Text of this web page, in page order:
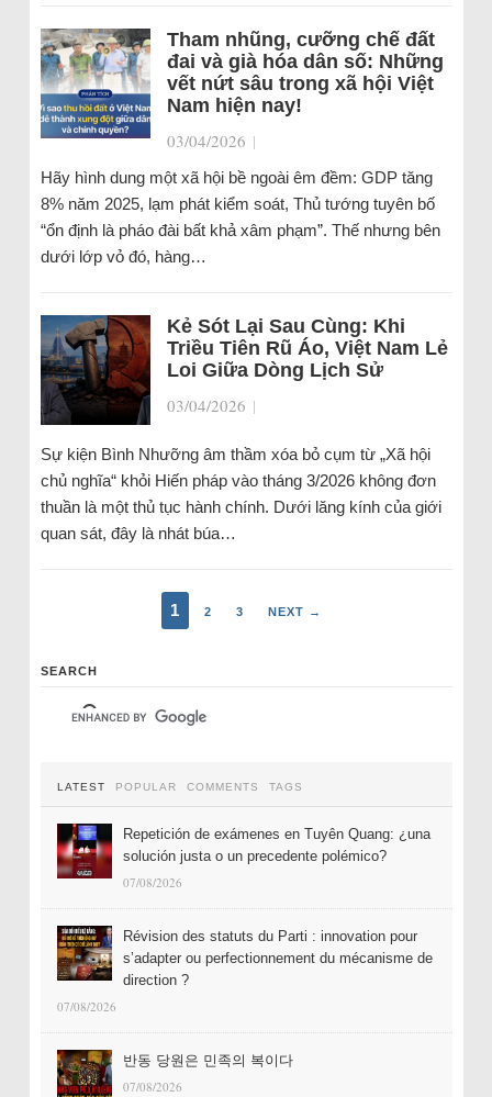
Tham nhũng, cưỡng chế đất
đai và già hóa dân số: Những
vết nứt sâu trong xã hội Việt
Nam hiện nay!
03/04/2026 |
Hãy hình dung một xã hội bề ngoài êm đềm: GDP tăng
8% năm 2025, lạm phát kiểm soát, Thủ tướng tuyên bố
“ổn định là pháo đài bất khả xâm phạm”. Thế nhưng bên
dưới lớp vỏ đó, hàng…
Kẻ Sót Lại Sau Cùng: Khi
Triều Tiên Rũ Áo, Việt Nam Lẻ
Loi Giữa Dòng Lịch Sử
03/04/2026 |
Sự kiện Bình Nhưỡng âm thầm xóa bỏ cụm từ „Xã hội
chủ nghĩa“ khỏi Hiến pháp vào tháng 3/2026 không đơn
thuần là một thủ tục hành chính. Dưới lăng kính của giới
quan sát, đây là nhát búa…
1 2 3 NEXT →
SEARCH
LATEST POPULAR COMMENTS TAGS
Repetición de exámenes en Tuyên Quang: ¿una
solución justa o un precedente polémico?
07/08/2026
Révision des statuts du Parti : innovation pour
s’adapter ou perfectionnement du mécanisme de
direction ?
07/08/2026
반동 당원은 민족의 복이다
07/08/2026